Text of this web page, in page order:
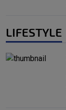
LIFESTYLE